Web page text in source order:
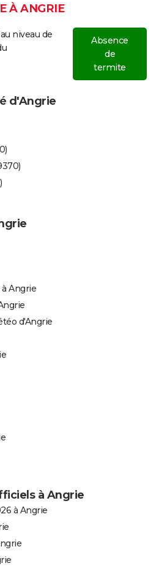
À ANGRIE
niveau de
Absence
de
termite
d'Angrie
Angrie
d'Angrie
à Angrie
à Angrie